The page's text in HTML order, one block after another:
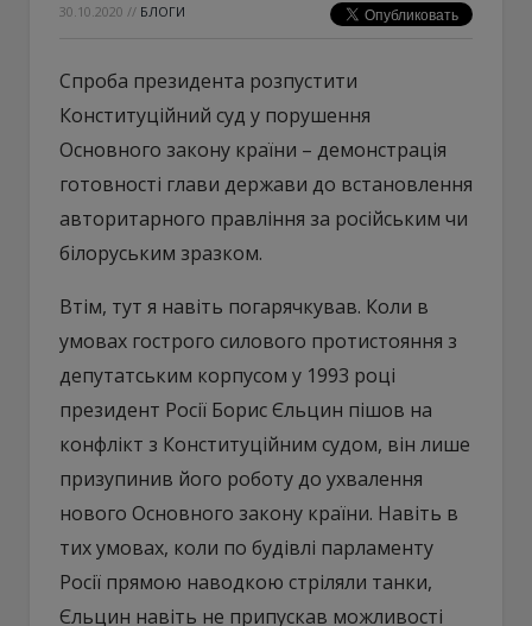
30.10.2020 // БЛОГИ
Спроба президента розпустити
Конституційний суд у порушення
Основного закону країни – демонстрація
готовності глави держави до встановлення
авторитарного правління за російським чи
білоруським зразком.
Втім, тут я навіть погарячкував. Коли в
умовах гострого силового протистояння з
депутатським корпусом у 1993 році
президент Росії Борис Єльцин пішов на
конфлікт з Конституційним судом, він лише
призупинив його роботу до ухвалення
нового Основного закону країни. Навіть в
тих умовах, коли по будівлі парламенту
Росії прямою наводкою стріляли танки,
Єльцин навіть не припускав можливості